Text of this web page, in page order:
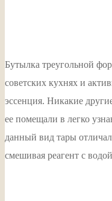
Бутылка треугольной
советских кухнях и
эссенция. Никакие
ее помещали в легко
данный вид тары
смешивая реагент с